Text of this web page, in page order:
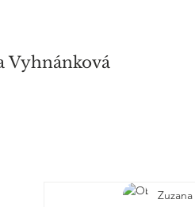
Vyhnánková